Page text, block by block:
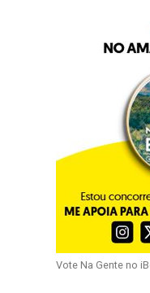
Vote Na Gente no